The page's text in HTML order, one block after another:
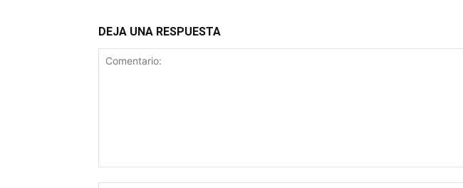
DEJA UNA RESPUESTA